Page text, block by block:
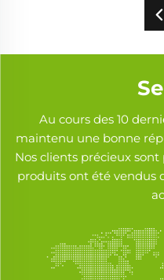
Au cours des 10
maintenu une bonne
Nos clients précieux
produits ont été vendus